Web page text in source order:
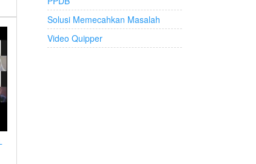
Solusi Memecahkan Masalah
Video Quipper